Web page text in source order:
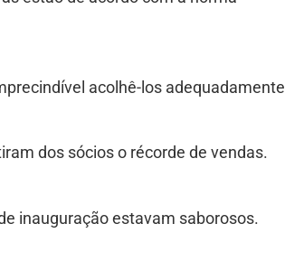
acolhê-los adequadamente
dos sócios o récorde de vendas.
inauguração estavam saborosos.